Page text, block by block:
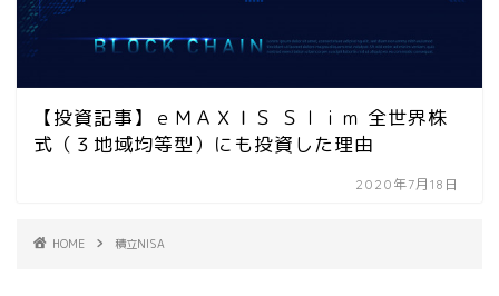
【投資記事】ｅＭＡＸＩＳ Ｓｌｉｍ 全世界株
式（３地域均等型）にも投資した理由
2020年7月18日
HOME 積立NISA